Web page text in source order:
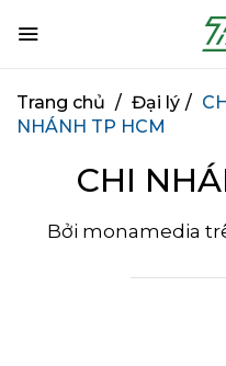
Trang chủ / Đại lý /
NHÁNH TP HCM
CHI
Bởi monamedia